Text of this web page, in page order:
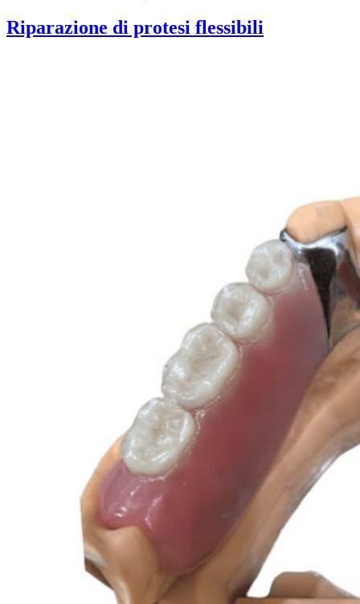
Riparazione di protesi flessibili